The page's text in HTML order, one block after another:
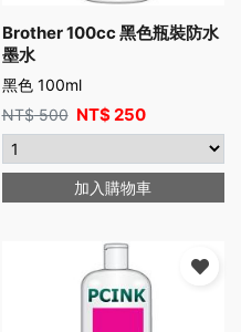
Brother 100cc 黑色瓶裝防水
墨水
黑色 100ml
NT$500 NT$250
加入購物車